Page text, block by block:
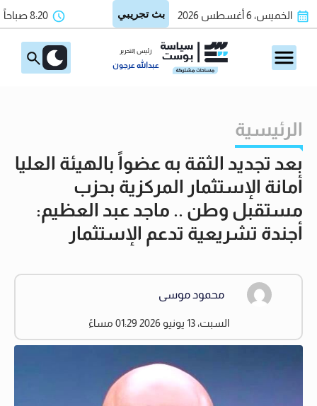
الخميس، 6 أغسطس 2026 8:20 صباحاً
رئيس التحرير
عبدالله عرجون
الرئيسية
بعد تجديد الثقة به عضواً بالهيئة العليا
أمانة الإستثمار المركزية بحزب
مستقبل وطن .. ماجد عبد العظيم:
أجندة تشريعية تدعم الإستثمار
محمود موسى
السبت، 13 يونيو 2026 01:29 مساءً